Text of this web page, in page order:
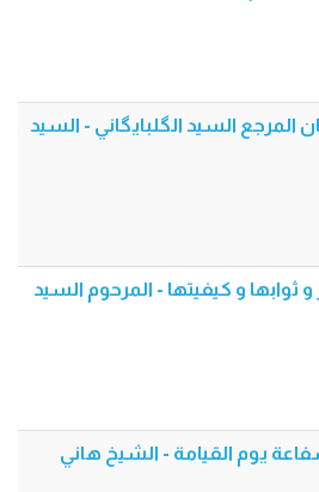
السيد الگلبايگاني - السيد
و كيفيتها - المرحوم السيد
يوم القيامة - الشيخ هاني